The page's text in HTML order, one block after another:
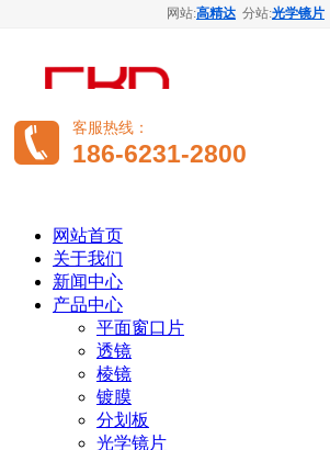
网站:高精达 分站:光学镜片
客服热线：
186-6231-2800
网站首页
关于我们
新闻中心
产品中心
平面窗口片
透镜
棱镜
镀膜
分划板
光学镜片